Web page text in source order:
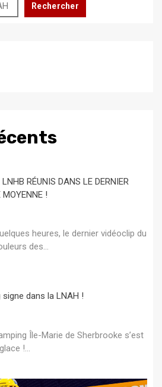
Rechercher
RÉUNIS DANS LE DERNIER
!
heures, le dernier vidéoclip du
des...
dans la LNAH !
Île-Marie de Sherbrooke s’est
!...